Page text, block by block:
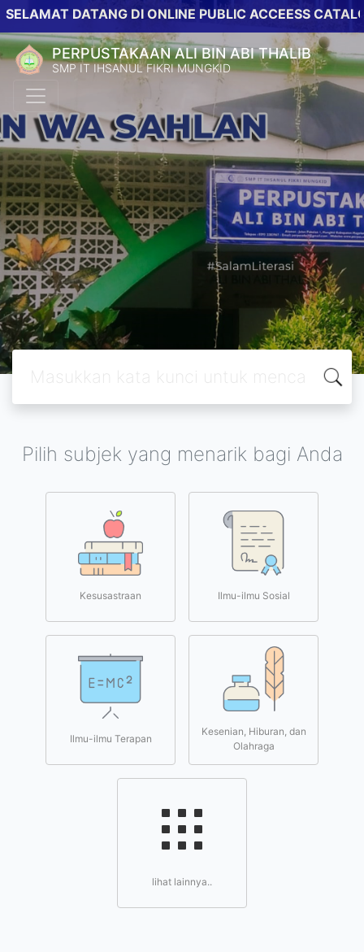
DATANG DI ONLINE PUBLIC ACCEESS CATALOG
PERPUSTAKAAN ALI BIN ABI THALIB
SMP IT IHSANUL FIKRI MUNGKID
Pilih subjek yang menarik bagi Anda
Kesusastraan Ilmu-ilmu Sosial
Ilmu-ilmu Terapan
Kesenian, Hiburan, dan
Olahraga
lihat lainnya..